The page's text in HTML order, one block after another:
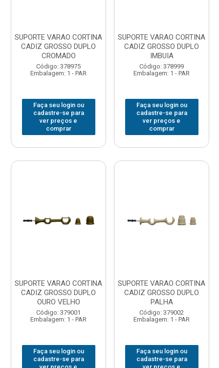
SUPORTE VARAO CORTINA
CADIZ GROSSO DUPLO
CROMADO
Código: 378975
Embalagem: 1 - PAR
Faça seu login ou
cadastre-se para
ver preços e
comprar
SUPORTE VARAO CORTINA
CADIZ GROSSO DUPLO
IMBUIA
Código: 378999
Embalagem: 1 - PAR
Faça seu login ou
cadastre-se para
ver preços e
comprar
SUPORTE VARAO CORTINA
CADIZ GROSSO DUPLO
OURO VELHO
Código: 379001
Embalagem: 1 - PAR
Faça seu login ou
cadastre-se para
SUPORTE VARAO CORTINA
CADIZ GROSSO DUPLO
PALHA
Código: 379002
Embalagem: 1 - PAR
Faça seu login ou
cadastre-se para